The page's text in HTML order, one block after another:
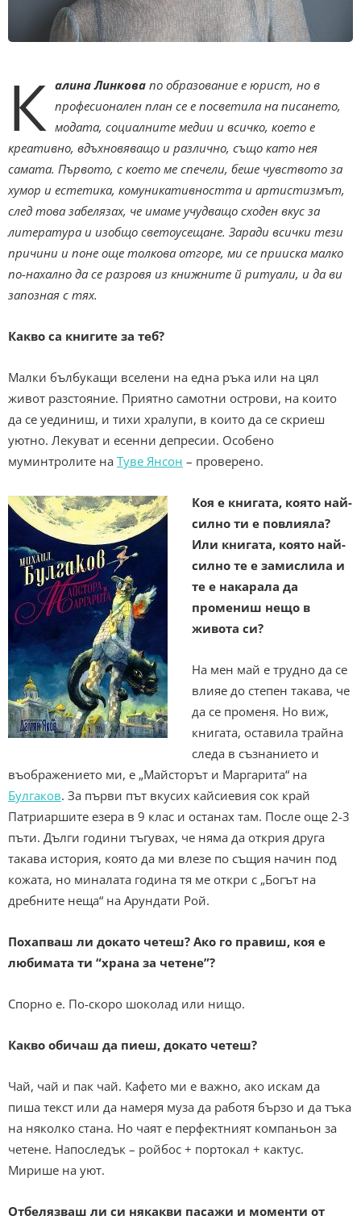
К алина Линкова по образование е юрист, но в
професионален план се е посветила на писането,
модата, социалните медии и всичко, което е
креативно, вдъхновяващо и различно, също като нея
самата. Първото, с което ме спечели, беше чувството за
хумор и естетика, комуникативността и артистизмът,
след това забелязах, че имаме учудващо сходен вкус за
литература и изобщо светоусещане. Заради всички тези
причини и поне още толкова отгоре, ми се прииска малко
по-нахално да се разровя из книжните й ритуали, и да ви
запозная с тях.
Какво са книгите за теб?
Малки бълбукащи вселени на една ръка или на цял
живот разстояние. Приятно самотни острови, на които
да се уединиш, и тихи хралупи, в които да се скриеш
уютно. Лекуват и есенни депресии. Особено
муминтролите на Туве Янсон – проверено.
Коя е книгата, която най-
силно ти е повлияла?
Или книгата, която най-
силно те е замислила и
те е накарала да
промениш нещо в
живота си?
На мен май е трудно да се
влияе до степен такава, че
да се променя. Но виж,
книгата, оставила трайна
следа в съзнанието и
въображението ми, е „Майсторът и Маргарита“ на
Булгаков. За първи път вкусих кайсиевия сок край
Патриаршите езера в 9 клас и останах там. После още 2-3
пъти. Дълги години тъгувах, че няма да открия друга
такава история, която да ми влезе по същия начин под
кожата, но миналата година тя ме откри с „Богът на
дребните неща“ на Арундати Рой.
Похапваш ли докато четеш? Ако го правиш, коя е
любимата ти “храна за четене”?
Спорно е. По-скоро шоколад или нищо.
Какво обичаш да пиеш, докато четеш?
Чай, чай и пак чай. Кафето ми е важно, ако искам да
пиша текст или да намеря муза да работя бързо и да тъка
на няколко стана. Но чаят е перфектният компаньон за
четене. Напоследък – ройбос + портокал + кактус.
Мирише на уют.
Отбелязваш ли си някакви пасажи и моменти от